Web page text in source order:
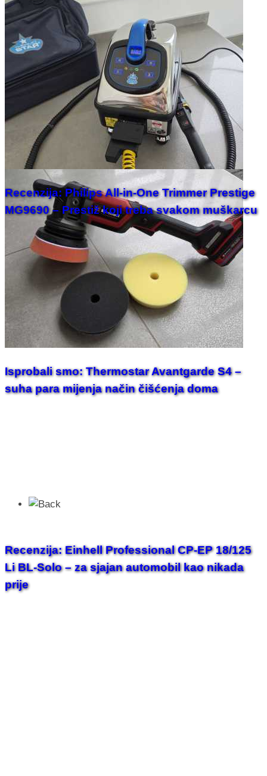
Recenzija: Philips All-in-One Trimmer Prestige
MG9690 – Prestiž koji treba svakom muškarcu
Isprobali smo: Thermostar Avantgarde S4 –
suha para mijenja način čišćenja doma
Recenzija: Einhell Professional CP-EP 18/125
Li BL-Solo – za sjajan automobil kao nikada
prije